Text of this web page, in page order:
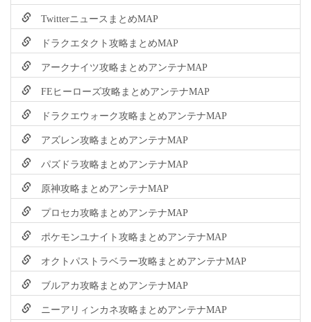
TwitterニュースまとめMAP
ドラクエタクト攻略まとめMAP
アークナイツ攻略まとめアンテナMAP
FEヒーローズ攻略まとめアンテナMAP
ドラクエウォーク攻略まとめアンテナMAP
アズレン攻略まとめアンテナMAP
パズドラ攻略まとめアンテナMAP
原神攻略まとめアンテナMAP
プロセカ攻略まとめアンテナMAP
ポケモンユナイト攻略まとめアンテナMAP
オクトパストラベラー攻略まとめアンテナMAP
ブルアカ攻略まとめアンテナMAP
ニーアリィンカネ攻略まとめアンテナMAP